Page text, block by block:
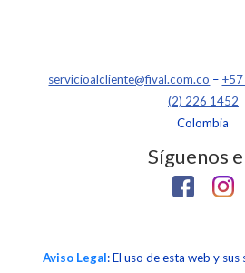
servicioalcliente@fival.com.co –
(2) 226 1452
Colombia
Síguenos
Aviso Legal: El uso de esta web y